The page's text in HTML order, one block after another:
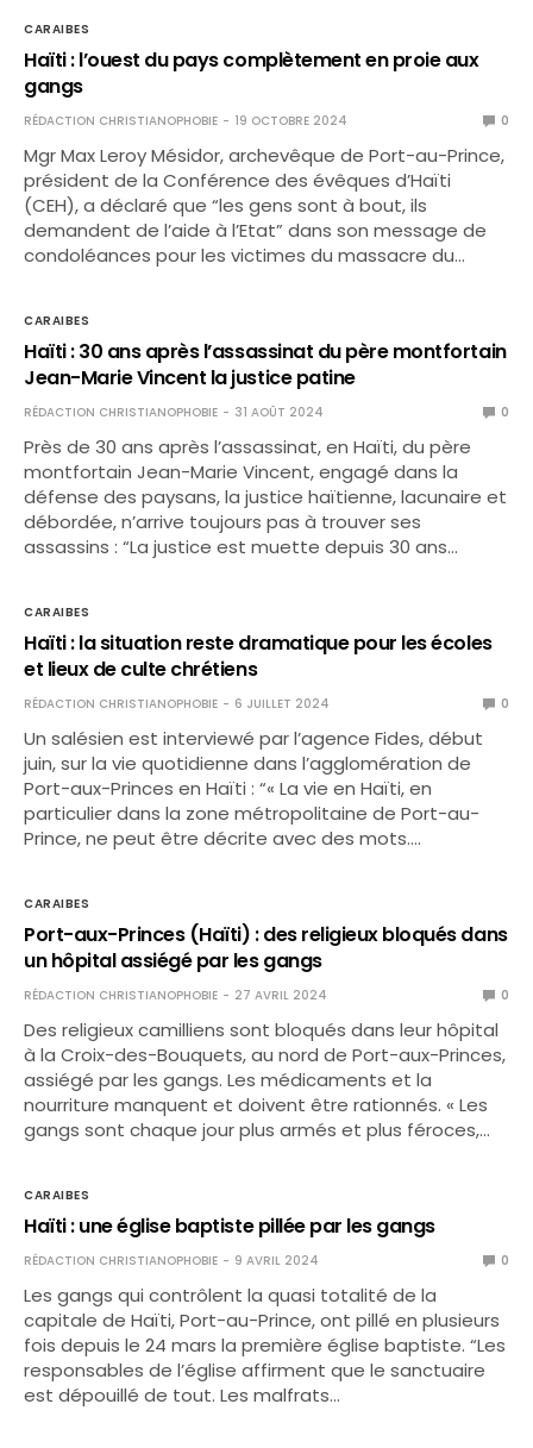
CARAIBES
Haïti : l’ouest du pays complètement en proie aux
gangs
RÉDACTION CHRISTIANOPHOBIE 19 OCTOBRE 2024 0
Mgr Max Leroy Mésidor, archevêque de Port-au-Prince,
président de la Conférence des évêques d’Haïti
(CEH), a déclaré que “les gens sont à bout, ils
demandent de l’aide à l’Etat” dans son message de
condoléances pour les victimes du massacre du…
CARAIBES
Haïti : 30 ans après l’assassinat du père montfortain
Jean-Marie Vincent la justice patine
RÉDACTION CHRISTIANOPHOBIE 31 AOÛT 2024 0
Près de 30 ans après l’assassinat, en Haïti, du père
montfortain Jean-Marie Vincent, engagé dans la
défense des paysans, la justice haïtienne, lacunaire et
débordée, n’arrive toujours pas à trouver ses
assassins : “La justice est muette depuis 30 ans…
CARAIBES
Haïti : la situation reste dramatique pour les écoles
et lieux de culte chrétiens
RÉDACTION CHRISTIANOPHOBIE 6 JUILLET 2024 0
Un salésien est interviewé par l’agence Fides, début
juin, sur la vie quotidienne dans l’agglomération de
Port-aux-Princes en Haïti : “« La vie en Haïti, en
particulier dans la zone métropolitaine de Port-au-
Prince, ne peut être décrite avec des mots.…
CARAIBES
Port-aux-Princes (Haïti) : des religieux bloqués dans
un hôpital assiégé par les gangs
RÉDACTION CHRISTIANOPHOBIE 27 AVRIL 2024 0
Des religieux camilliens sont bloqués dans leur hôpital
à la Croix-des-Bouquets, au nord de Port-aux-Princes,
assiégé par les gangs. Les médicaments et la
nourriture manquent et doivent être rationnés. « Les
gangs sont chaque jour plus armés et plus féroces,…
CARAIBES
Haïti : une église baptiste pillée par les gangs
RÉDACTION CHRISTIANOPHOBIE 9 AVRIL 2024 0
Les gangs qui contrôlent la quasi totalité de la
capitale de Haïti, Port-au-Prince, ont pillé en plusieurs
fois depuis le 24 mars la première église baptiste. “Les
responsables de l’église affirment que le sanctuaire
est dépouillé de tout. Les malfrats…